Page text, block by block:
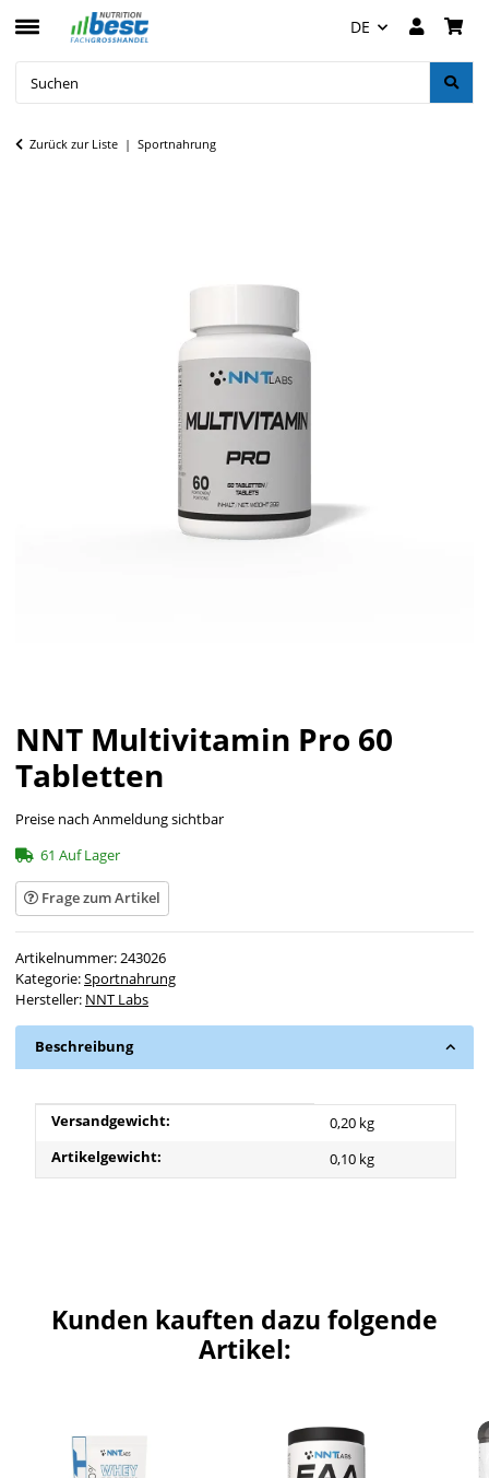
DE
Zurück zur Liste Sportnahrung
NNT Multivitamin Pro 60
Tabletten
Preise nach Anmeldung sichtbar
61 Auf Lager
Frage zum Artikel
Artikelnummer:243026
Kategorie:Sportnahrung
Hersteller: NNT Labs
Beschreibung
Produkteigenschaft
Wert
Versandgewicht:
0,20 kg
Artikelgewicht:
0,10 kg
Kunden kauften dazu folgende
Artikel: